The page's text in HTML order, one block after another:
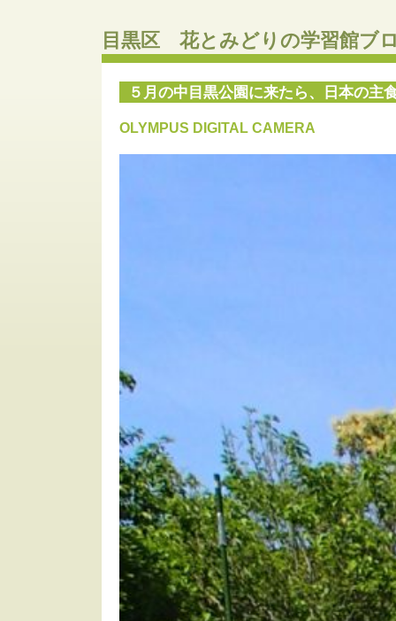
目黒区 花とみどりの学習館ブ
５月の中目黒公園に来たら、日本の主
OLYMPUS DIGITAL CAMERA